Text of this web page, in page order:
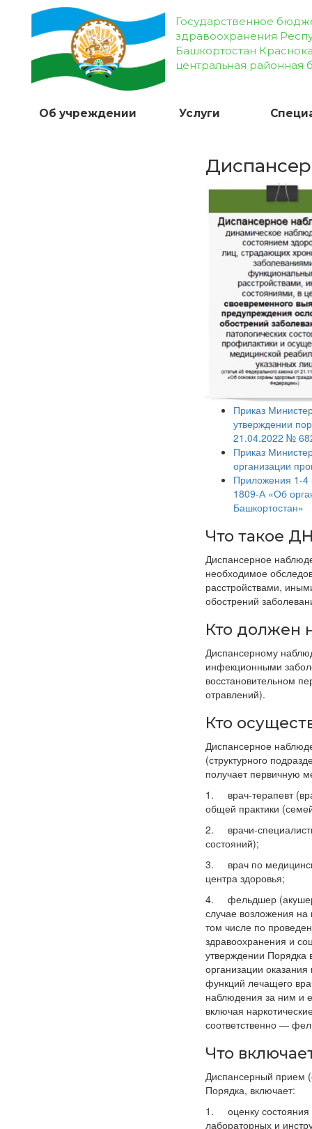
Государственное
здравоохранения
Башкортостан
центральная районная
Об учреждении Услуги
Приказ
утверждении
21.04.2022 №
Приказ
организации
Приложения 1-4
1809-А «Об
Башкортостан»
Что такое
Диспансерное
необходимое
расстройствами,
обострений
Кто должен
Диспансерному
инфекционными
восстановительном
отравлений).
Кто
Диспансерное
(структурного
получает первичную
1. врач-терапевт
общей практики
2. врачи-
состояний);
3. врач по
центра здоровья;
4. фельдшер (акушер)
случае возложения
том числе по
здравоохранения и
утверждении Порядка
организации
функций лечащего
наблюдения за ним и
включая
соответственно —
Что
Диспансерный прием
Порядка, включает:
1. оценку состояния
лабораторных и